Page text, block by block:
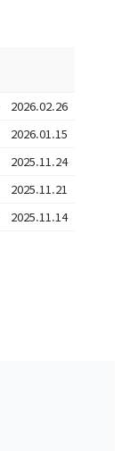
2026.02.26
2026.01.15
2025.11.24
2025.11.21
2025.11.14